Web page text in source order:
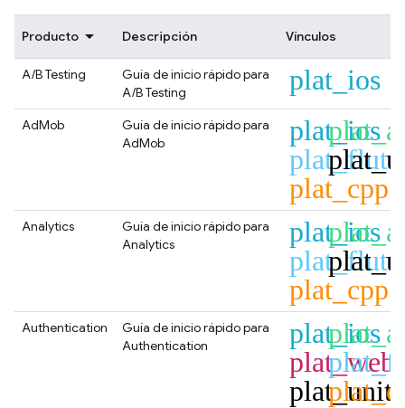
Producto Descripción Vínculos
A/B Testing
Guía de inicio rápido para
A/B Testing
plat_ios
AdMob
Guía de inicio rápido para
AdMob
plat_ios
plat_cpp
Analytics
Guía de inicio rápido para
Analytics
plat_ios
plat_cpp
Authentication
Guía de inicio rápido para
Authentication
plat_ios
plat_web